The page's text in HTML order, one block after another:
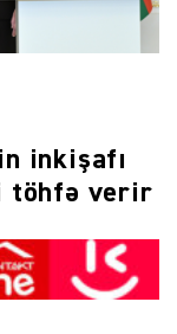
inkişafı
töhfə verir